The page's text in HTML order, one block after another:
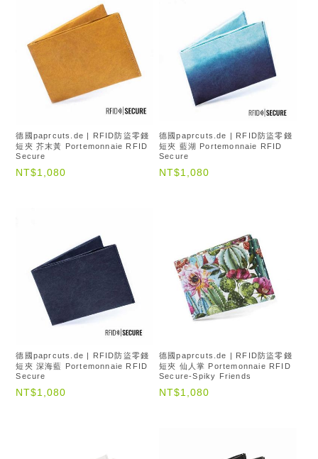
德國paprcuts.de | RFID防盜零錢
短夾 芥末黃 Portemonnaie RFID
Secure
NT$1,080
德國paprcuts.de | RFID防盜零錢
短夾 藍湖 Portemonnaie RFID
Secure
NT$1,080
德國paprcuts.de | RFID防盜零錢
短夾 深海藍 Portemonnaie RFID
Secure
NT$1,080
德國paprcuts.de | RFID防盜零錢
短夾 仙人掌 Portemonnaie RFID
Secure-Spiky Friends
NT$1,080